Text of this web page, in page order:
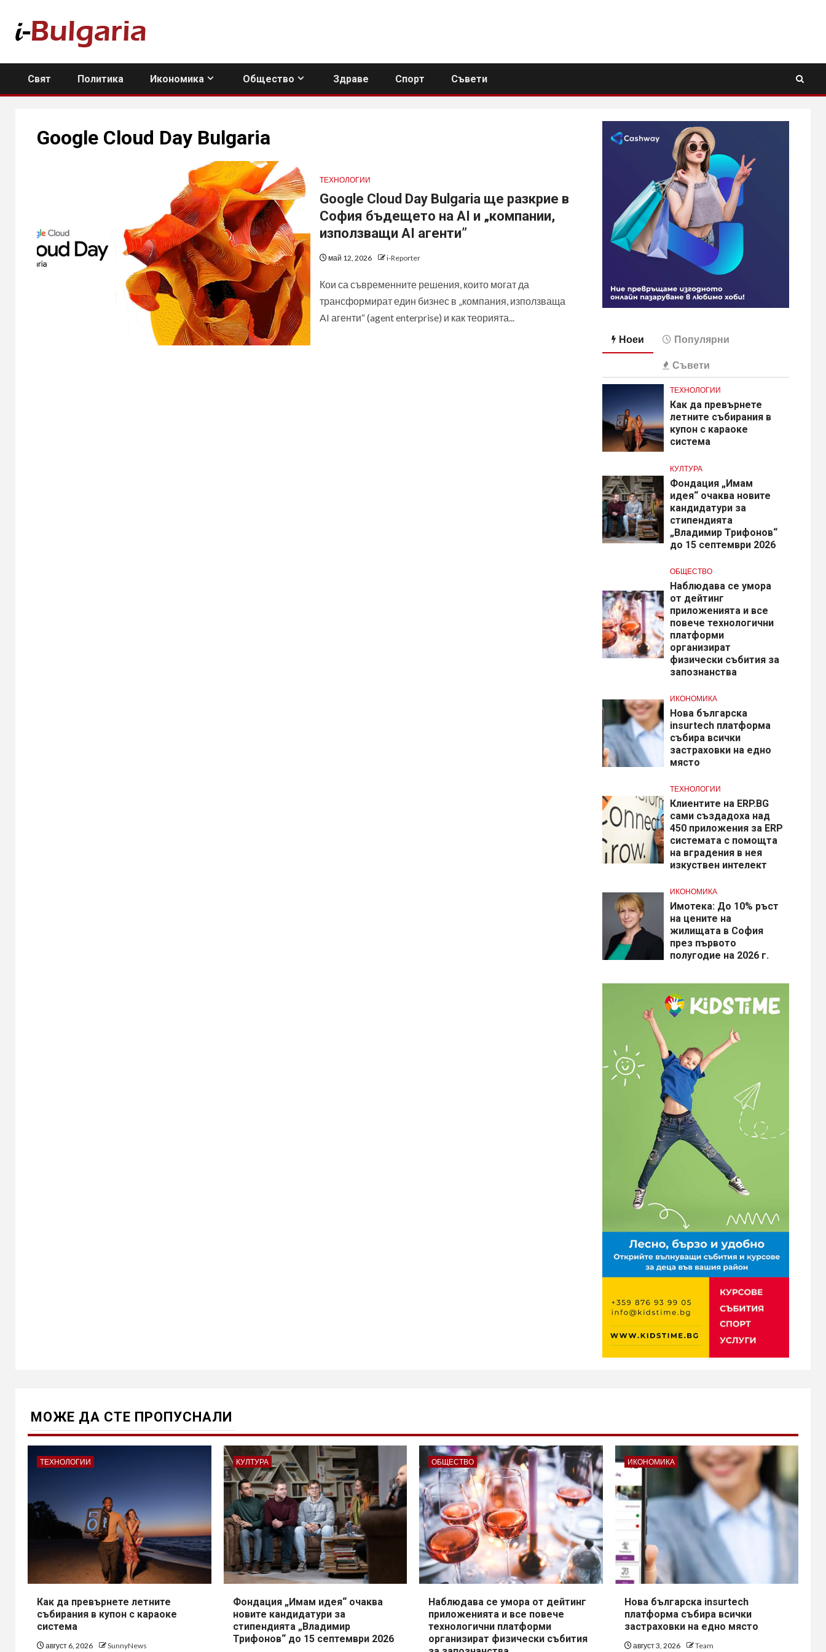
content
Свят Политика Икономика Общество Здраве Спорт Съвети
Google Cloud Day Bulgaria
ТЕХНОЛОГИИ
Google Cloud Day Bulgaria ще разкрие в
София бъдещето на AI и „компании,
използващи AI агенти”
май 12, 2026 i-Reporter
Кои са съвременните решения, които могат да
трансформират един бизнес в „компания, използваща
AI агенти“ (agent enterprise) и как теорията...
Ноеи
Популярни
Съвети
ТЕХНОЛОГИИ
Как да превърнете
летните събирания в
купон с караоке
система
КУЛТУРА
Фондация „Имам
идея“ очаква новите
кандидатури за
стипендията
„Владимир Трифонов“
до 15 септември 2026
ОБЩЕСТВО
Наблюдава се умора
от дейтинг
приложенията и все
повече технологични
платформи
организират
физически събития за
запознанства
ИКОНОМИКА
Нова българска
insurtech платформа
събира всички
застраховки на едно
място
ТЕХНОЛОГИИ
Клиентите на ERP.BG
сами създадоха над
450 приложения за ERP
системата с помощта
на вградения в нея
изкуствен интелект
ИКОНОМИКА
Имотека: До 10% ръст
на цените на
жилищата в София
през първото
полугодие на 2026 г.
МОЖE ДА СТЕ ПРОПУСНАЛИ
ТЕХНОЛОГИИ
Как да превърнете летните
събирания в купон с караоке
система
август 6, 2026 SunnyNews
КУЛТУРА
Фондация „Имам идея“ очаква
новите кандидатури за
стипендията „Владимир
Трифонов“ до 15 септември 2026
ОБЩЕСТВО
Наблюдава се умора от дейтинг
приложенията и все повече
технологични платформи
организират физически събития
ИКОНОМИКА
Нова българска insurtech
платформа събира всички
застраховки на едно място
август 3, 2026 Team